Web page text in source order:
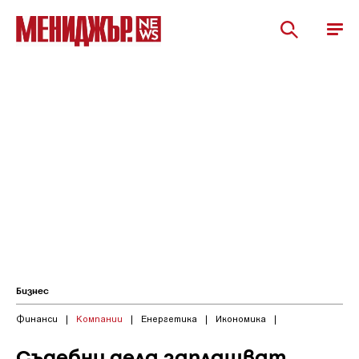
Бизнес
Финанси | Компании | Енергетика | Икономика |